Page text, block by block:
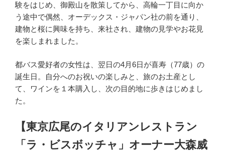
験をはじめ、御殿山を散策してから、高輪一丁目に向か
う途中で偶然、オーデックス・ジャパン社の前を通り、
建物と桜に興味を持ち、来社され、建物の見学やお花見
を楽しまれました。
都バス愛好者の女性は、翌日の4月6日が喜寿（77歳）の
誕生日。自分へのお祝いの楽しみと、旅のお土産とし
て、ワインを１本購入し、次の目的地に歩きはじめまし
た。
【東京広尾のイタリアンレストラン
「ラ・ビスボッチャ」オーナー大森威